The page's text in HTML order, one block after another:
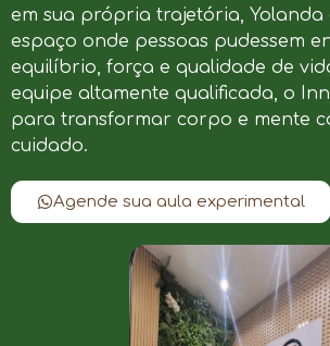
em sua própria trajetória, Yolanda
espaço onde pessoas pudessem
equilíbrio, força e qualidade de
equipe altamente qualificada, o
para transformar corpo e mente
cuidado.
Agende sua aula experimental